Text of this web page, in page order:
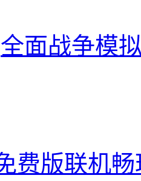
全面战争模
费版联机